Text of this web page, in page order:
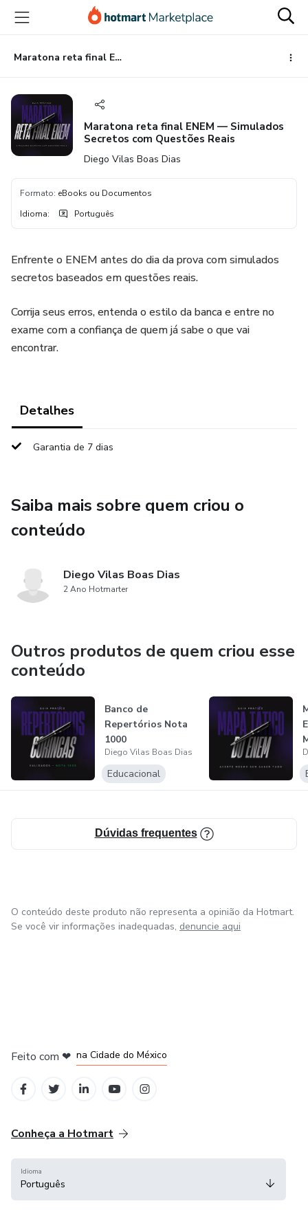
para
conteúdo
principal
para
pagamento
para
rodapé
Maratona reta final ENEM — Simulados Secretos com Questões Reais
Maratona reta final ENEM — Simulados
Secretos com Questões Reais
Diego Vilas Boas Dias
Formato: eBooks ou Documentos
Idioma: Português
Enfrente o ENEM antes do dia da prova com simulados
secretos baseados em questões reais.
Corrija seus erros, entenda o estilo da banca e entre no
exame com a confiança de quem já sabe o que vai
encontrar.
Detalhes
Garantia de 7 dias
Saiba mais sobre quem criou o
conteúdo
Diego Vilas Boas Dias
2 Ano Hotmarter
Outros produtos de quem criou esse
conteúdo
Banco de
Repertórios Nota
1000
Diego Vilas Boas Dias
Educacional
Dúvidas frequentes
O conteúdo deste produto não representa a opinião da Hotmart.
Se você vir informações inadequadas, denuncie aqui
Feito com ❤ na Cidade do México
Conheça a Hotmart
Idioma
Português